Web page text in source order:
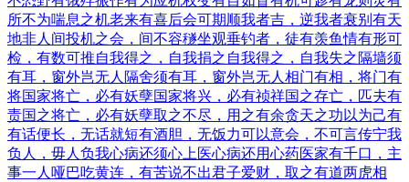
所不为喘息之机老来有喜后会可期顺我者吉，逆我者衰别有天
地非人间投机之会，间不容穟坐观垂钓者，徒有羡鱼情有形可
检，有数可推自我得之，自我捐之 自我得之，自我失之 隔墙须
有耳，窗外岂无人 隔舍须有耳，窗外岂无人 相门有相，将门有
将国家将亡，必有妖孽国家将兴，必有祯祥国之存亡，匹夫有
责国之将亡，必有妖孽取之不尽，用之有余贪天之功以为己有
有话便长，无话就短有酒胆，无饭力可以意会，不可言传宁我
负人，毋人负我心病还须心上医心病还用心药医家有千口，主
事一人 哑巴吃黄连，有苦说不出君子爱财，取之有道两虎相